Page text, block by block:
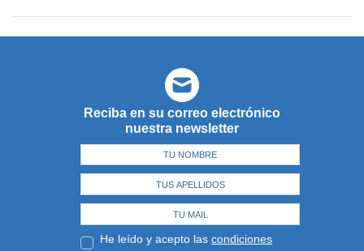
Reciba en su correo electrónico
nuestra newsletter
He leído y acepto las condiciones